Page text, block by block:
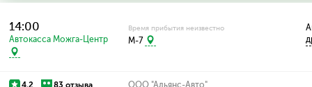
14:00
Автокасса Можга-Центр
Время прибытия неизвестно
M-7